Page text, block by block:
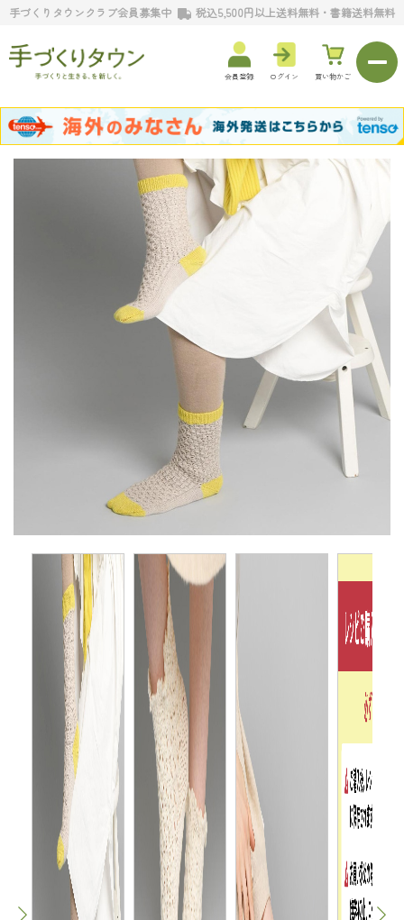
手づくりタウンクラブ会員募集中 税込5,500円以上送料無料・書籍送料無料
会員登録 ログイン 買い物かご